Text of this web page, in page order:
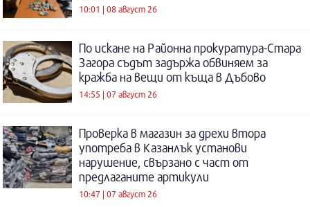
10:01 | 08 август 26
По искане на Районна прокуратура-Стара
Загора съдът задържа обвиняем за
кражба на вещи от къща в Дъбово
14:55 | 07 август 26
Проверка в магазин за дрехи втора
употреба в Казанлък установи
нарушение, свързано с част от
предлаганите артикули
10:47 | 07 август 26